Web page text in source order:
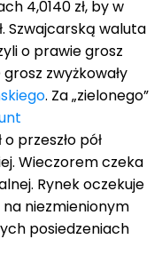
4,0140 zł, by w
Szwajcarską waluta
o prawie grosz
zwyżkowały
. Za „zielonego”
o przeszło pół
Wieczorem czeka
Rynek oczekuje
niezmienionym
posiedzeniach